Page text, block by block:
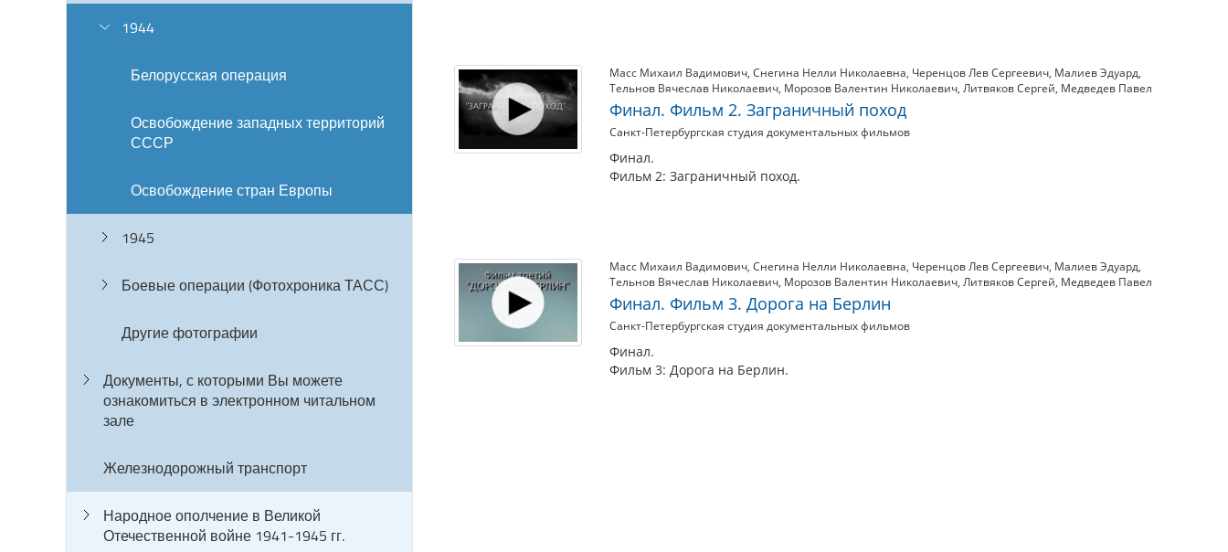
1944
Белорусская операция
Освобождение западных территорий
СССР
Освобождение стран Европы
1945
Боевые операции (Фотохроника ТАСС)
Другие фотографии
Документы, с которыми Вы можете
ознакомиться в электронном читальном
зале
Железнодорожный транспорт
Народное ополчение в Великой
Отечественной войне 1941-1945 гг.
Масс Михаил Вадимович, Снегина Нелли Николаевна, Черенцов Лев Сергеевич, Малиев Эдуард,
Тельнов Вячеслав Николаевич, Морозов Валентин Николаевич, Литвяков Сергей, Медведев Павел
Финал. Фильм 2. Заграничный поход
Санкт-Петербургская студия документальных фильмов
Финал.
Фильм 2: Заграничный поход.
Масс Михаил Вадимович, Снегина Нелли Николаевна, Черенцов Лев Сергеевич, Малиев Эдуард,
Тельнов Вячеслав Николаевич, Морозов Валентин Николаевич, Литвяков Сергей, Медведев Павел
Финал. Фильм 3. Дорога на Берлин
Санкт-Петербургская студия документальных фильмов
Финал.
Фильм 3: Дорога на Берлин.